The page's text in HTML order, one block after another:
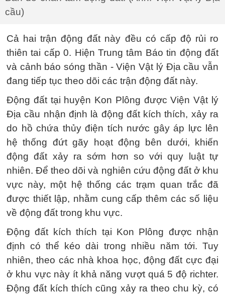
cầu)
Cả hai trận động đất này đều có cấp độ rủi ro
thiên tai cấp 0. Hiện Trung tâm Báo tin động đất
và cảnh báo sóng thần - Viện Vật lý Địa cầu vẫn
đang tiếp tục theo dõi các trận động đất này.
Động đất tại huyện Kon Plông được Viện Vật lý
Địa cầu nhận định là động đất kích thích, xảy ra
do hồ chứa thủy điện tích nước gây áp lực lên
hệ thống đứt gãy hoạt động bên dưới, khiến
động đất xảy ra sớm hơn so với quy luật tự
nhiên. Để theo dõi và nghiên cứu động đất ở khu
vực này, một hệ thống các trạm quan trắc đã
được thiết lập, nhằm cung cấp thêm các số liệu
về động đất trong khu vực.
Động đất kích thích tại Kon Plông được nhận
định có thể kéo dài trong nhiều năm tới. Tuy
nhiên, theo các nhà khoa học, động đất cực đại
ở khu vực này ít khả năng vượt quá 5 độ richter.
Động đất kích thích cũng xảy ra theo chu kỳ, có